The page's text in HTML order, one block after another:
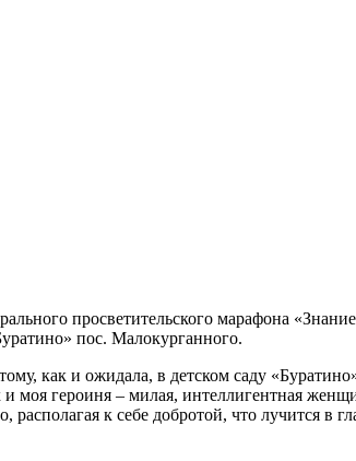
просветительского марафона
пос. Малокурганного.
как и ожидала, в детском саду
героиня – милая, интеллигентная
к себе добротой, что лучится в